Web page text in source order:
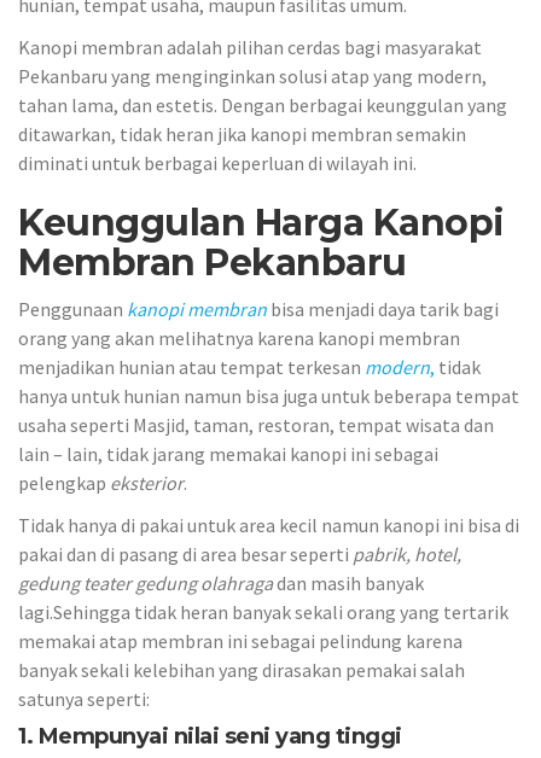
hunian, tempat usaha, maupun fasilitas umum.
Kanopi membran adalah pilihan cerdas bagi masyarakat
Pekanbaru yang menginginkan solusi atap yang modern,
tahan lama, dan estetis. Dengan berbagai keunggulan yang
ditawarkan, tidak heran jika kanopi membran semakin
diminati untuk berbagai keperluan di wilayah ini.
Keunggulan Harga Kanopi
Membran Pekanbaru
Penggunaan kanopi membran bisa menjadi daya tarik bagi
orang yang akan melihatnya karena kanopi membran
menjadikan hunian atau tempat terkesan modern, tidak
hanya untuk hunian namun bisa juga untuk beberapa tempat
usaha seperti Masjid, taman, restoran, tempat wisata dan
lain – lain, tidak jarang memakai kanopi ini sebagai
pelengkap eksterior.
Tidak hanya di pakai untuk area kecil namun kanopi ini bisa di
pakai dan di pasang di area besar seperti pabrik, hotel,
gedung teater gedung olahragadan masih banyak
lagi.Sehingga tidak heran banyak sekali orang yang tertarik
memakai atap membran ini sebagai pelindung karena
banyak sekali kelebihan yang dirasakan pemakai salah
satunya seperti:
1. Mempunyai nilai seni yang tinggi